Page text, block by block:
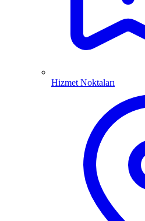
Hizmet Noktaları